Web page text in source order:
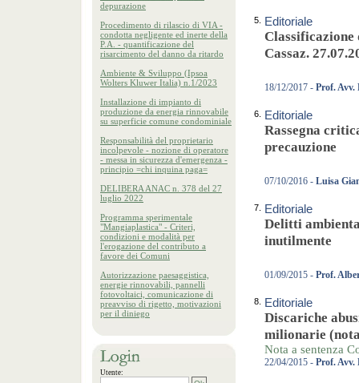
depurazione
Procedimento di rilascio di VIA -
condotta negligente ed inerte della
P.A. - quantificazione del
risarcimento del danno da ritardo
Ambiente & Sviluppo (Ipsoa
Wolters Kluwer Italia) n.1/2023
Installazione di impianto di
produzione da energia rinnovabile
su superficie comune condominiale
Responsabilità del proprietario
incolpevole - nozione di operatore
- messa in sicurezza d'emergenza -
principio =chi inquina paga=
DELIBERA ANAC n. 378 del 27
luglio 2022
Programma sperimentale
"Mangiaplastica" - Criteri,
condizioni e modalità per
l'erogazione del contributo a
favore dei Comuni
Autorizzazione paesaggistica,
energie rinnovabili, pannelli
fotovoltaici, comunicazione di
preavviso di rigetto, motivazioni
per il diniego
Utente:
5. Editoriale
Cassaz.
18/12/2017 - Prof. Avv.
6. Editoriale
Rassegna
precauzione
07/10/2016 - Luisa
7. Editoriale
Delitti
inutilmente
01/09/2015 - Prof.
8. Editoriale
Discariche
milionarie
Nota a sentenza
22/04/2015 - Prof. Avv.